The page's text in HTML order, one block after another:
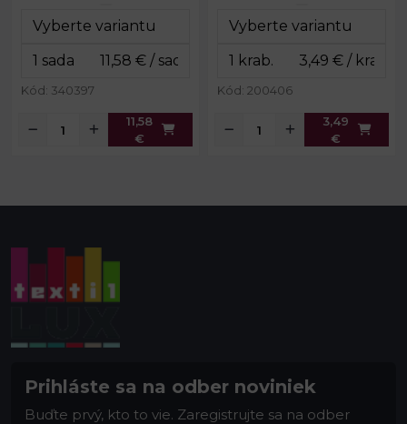
Balenie:
cca 220 ks
boxu:
cm
Kód: 340397
11,58
€
Rozmery
boxu:
cm
Hmotnosť
cca 100 g
Kód: 200406
3,49
€
Prihláste sa na odber noviniek
Buďte prvý, kto to vie. Zaregistrujte sa na odber